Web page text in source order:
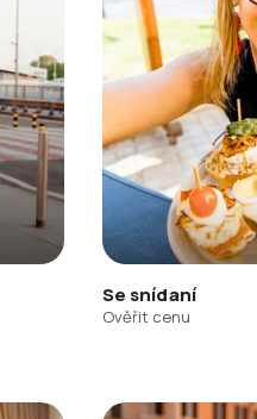
Se snídaní
Ověřit cenu